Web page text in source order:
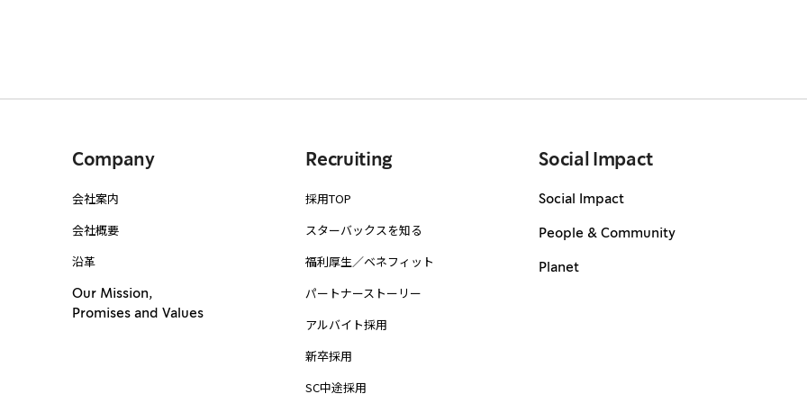
Company
会社案内
会社概要
沿革
Our Mission,
Promises and Values
Recruiting
採用TOP
スターバックスを知る
福利厚生／ベネフィット
パートナーストーリー
アルバイト採用
新卒採用
SC中途採用
Social Impact
Social Impact
People & Community
Planet